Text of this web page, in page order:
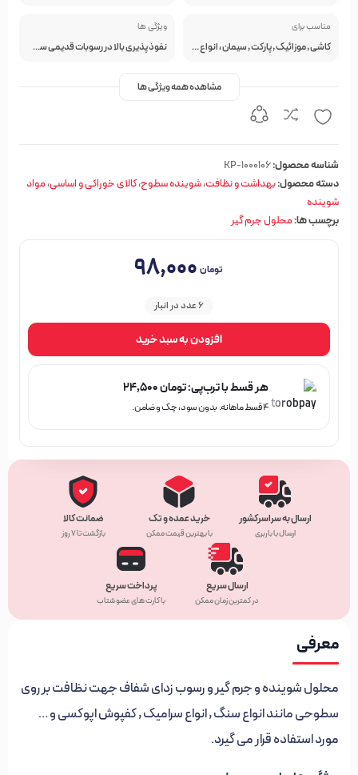
مناسب برای
کاشی , موزائیک , پارکت , سیمان ، انواع سنگ , انواع سرامیک , کفپوش اپوکسی
ویژگی ها
نفوذ پذیری بالا در رسوبات قدیمی سطوح و کف- ایجاد شفافیت و براقیت فوق العاده- مقرون به صرفه- فاقد اثرات سوء برای تجهیزات- قدرت پاک کنندگی بالای کف- فاقد بو و بخارات مضر- عدم ایجاد خوردگی روی سطوح و کف- عدم آسیب رسانی به پوست و سیستم تنفسی- تنوع در مصرف- پایه آب و دوست دار محیط زیست
مشاهده همه ویژگی ها
شناسه محصول:KP-1000106
دسته محصول:بهداشت و نظافت،شوینده سطوح،کالای خوراکی و اساسی،مواد
شوینده
برچسب ها:محلول جرم گیر
تومان
6 عدد در انبار
افزودن به سبد خرید
هر قسط با ترب‌پی:تومان
۴ قسط ماهانه. بدون سود، چک و ضامن.
ارسال به سراسرکشور
ارسال با باربری
خرید عمده و تک
با بهترین قیمت ممکن
ضمانت کالا
بازگشت تا ۷ روز
ارسال سریع
در کمترین زمان ممکن
پرداخت سریع
با کارت های عضو شتاب
معرفی
محلول شوینده و جرم گیر و رسوب زدای شفاف جهت نظافت بر روی
سطوحی مانند انواع سنگ , انواع سرامیک , کفپوش اپوکسی و …
مورد استفاده قرار می گیرد.